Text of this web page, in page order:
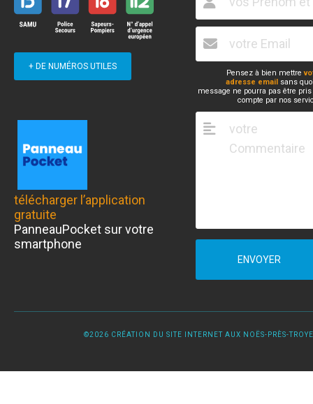
+ DE NUMÉROS UTILES
télécharger l’application
gratuite
PanneauPocket sur votre
smartphone
Pensez à bien mettre
adresse email sans
message ne pourra pas être
compte par nos
ENVOYER
©2026 CRÉATION DU SITE INTERNET AUX NOËS-PRÈS-